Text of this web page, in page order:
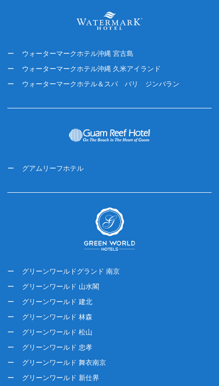
ウォーターマークホテル沖縄 宮古島
ウォーターマークホテル沖縄 久米アイランド
ウォーターマークホテル＆スパ バリ ジンバラン
グアムリーフホテル
グリーンワールドグランド 南京
グリーンワールド 山水閣
グリーンワールド 建北
グリーンワールド 林森
グリーンワールド 松山
グリーンワールド 忠孝
グリーンワールド 舞衣南京
グリーンワールド 新仕界